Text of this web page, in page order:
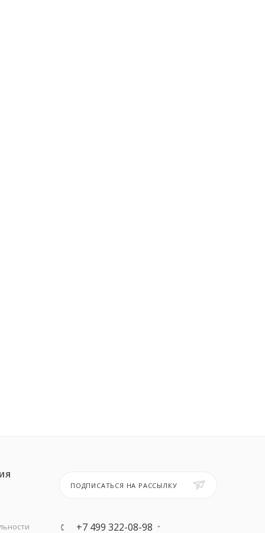
ПОДПИСАТЬСЯ НА РАССЫЛКУ
+7 499 322-08-98